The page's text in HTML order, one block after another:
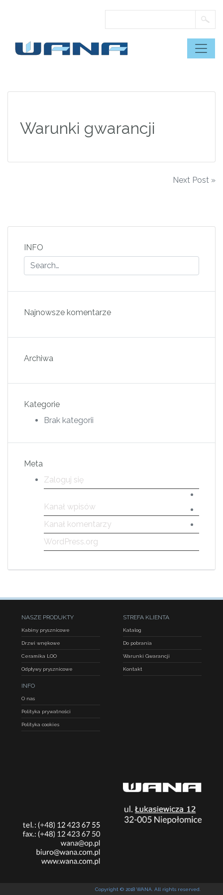
Warunki gwarancji
Next Post »
INFO
Najnowsze komentarze
Archiwa
Kategorie
Brak kategorii
Meta
Zaloguj się
Kanał wpisów
Kanał komentarzy
WordPress.org
NASZE PRODUKTY
Kabiny prysznicowe
Drzwi wnękowe
Ceramika LOO
Odpływy prysznicowe
STREFA KLIENTA
Katalog
Do pobrania
Warunki Gwarancji
Kontakt
INFO
O nas
Polityka prywatności
Polityka cookies
Copyright © 2018 WANA. All rights reserved.